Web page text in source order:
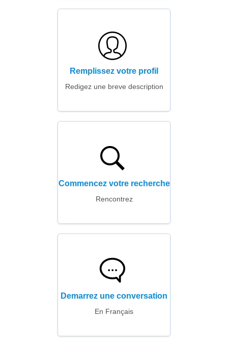
Remplissez votre profil
Redigez une breve description
Commencez votre recherche
Rencontrez
Demarrez une conversation
En Français